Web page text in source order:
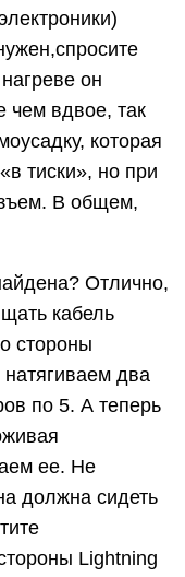
он
чем вдвое, так
которая
тиски», но при
В общем,
Отлично,
кабель
стороны
два
по 5. А теперь
ее. Не
должна сидеть
Lightning